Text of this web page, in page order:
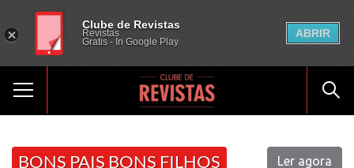
BONS PAIS BONS FILHOS Ler agora
Clube de Revistas
Revistas
Gratis - In Google Play
ABRIR